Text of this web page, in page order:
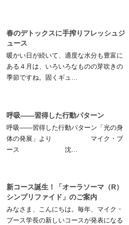
春のデトックスに手搾りフレッシュジ
ュース
暖かい日が続いて、適度な水分も豊富に
ある４月は、いろいろなものの芽吹きの
季節ですね。固くギュ…
呼吸――習得した行動パターン
呼吸――習得した行動パターン「光の身
体の発展」より マイク・ブ
ース 沈…
新コース誕生！「オーラソーマ（R）
シンプリファイド」のご案内
みなさま、こんにちは。毎年、マイク・
ブース学長の新しいコースが発表になる